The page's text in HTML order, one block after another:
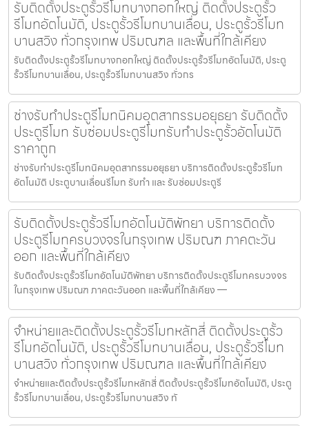
รับติดตั้งประตูรั้วรีโมทบางกอกใหญ่ ติดตั้งประตูรั้ว
รีโมทอัตโนมัติ, ประตูรั้วรีโมทบานเลื่อน, ประตูรั้วรีโมท
บานสวิง ทั่วกรุงเทพ ปริมณฑล และพื้นที่ใกล้เคียง
รับติดตั้งประตูรั้วรีโมทบางกอกใหญ่ ติดตั้งประตูรั้วรีโมทอัตโนมัติ, ประตู
รั้วรีโมทบานเลื่อน, ประตูรั้วรีโมทบานสวิง ทั่วกร
ช่างรับทำประตูรีโมทนิคมอุตสากรรมอยุธยา รับติดตั้ง
ประตูรีโมท รับซ่อมประตูรีโมทรับทำประตูรั้วอัตโนมัติ
ราคาถูก
ช่างรับทำประตูรีโมทนิคมอุตสากรรมอยุธยา บริการติดตั้งประตูรั้วรีโมท
อัตโนมัติ ประตูบานเลื่อนรีโมท รับทำ และ รับซ่อมประตูรี
รับติดตั้งประตูรั้วรีโมทอัตโนมัติพัทยา บริการติดตั้ง
ประตูรีโมทครบวงจรในกรุงเทพ ปริมณฑ ภาคตะวัน
ออก และพื้นที่ใกล้เคียง
รับติดตั้งประตูรั้วรีโมทอัตโนมัติพัทยา บริการติดตั้งประตูรีโมทครบวงจร
ในกรุงเทพ ปริมณฑ ภาคตะวันออก และพื้นที่ใกล้เคียง —
จำหน่ายและติดตั้งประตูรั้วรีโมทหลักสี่ ติดตั้งประตูรั้ว
รีโมทอัตโนมัติ, ประตูรั้วรีโมทบานเลื่อน, ประตูรั้วรีโมท
บานสวิง ทั่วกรุงเทพ ปริมณฑล และพื้นที่ใกล้เคียง
จำหน่ายและติดตั้งประตูรั้วรีโมทหลักสี่ ติดตั้งประตูรั้วรีโมทอัตโนมัติ, ประตู
รั้วรีโมทบานเลื่อน, ประตูรั้วรีโมทบานสวิง ทั